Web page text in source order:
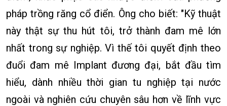
pháp trồng răng cổ điển. Ông cho biết: "Kỹ thuật
này thật sự thu hút tôi, trở thành đam mê lớn
nhất trong sự nghiệp. Vì thế tôi quyết định theo
đuổi đam mê Implant đương đại, bắt đầu tìm
hiểu, dành nhiều thời gian tu nghiệp tại nước
ngoài và nghiên cứu chuyên sâu hơn về lĩnh vực